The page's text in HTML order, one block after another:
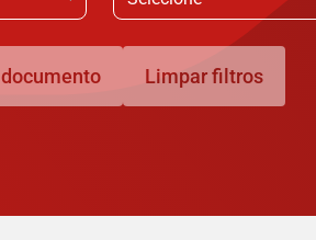
Limpar filtros